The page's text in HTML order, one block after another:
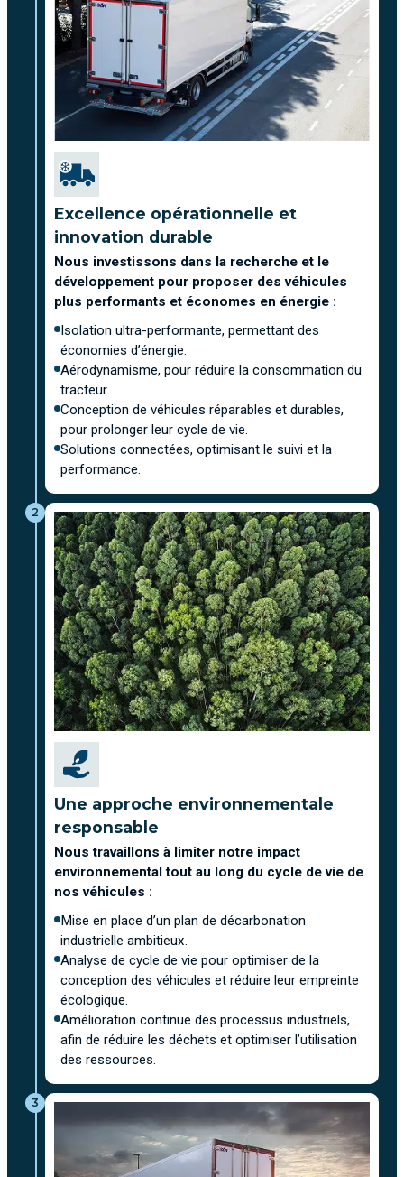
Excellence opérationnelle et
innovation durable
Nous investissons dans la recherche et le
développement pour proposer des véhicules
plus performants et économes en énergie :
Isolation ultra-performante, permettant des
économies d’énergie.
Aérodynamisme, pour réduire la consommation du
tracteur.
Conception de véhicules réparables et durables,
pour prolonger leur cycle de vie.
Solutions connectées, optimisant le suivi et la
performance.
2
Une approche environnementale
responsable
Nous travaillons à limiter notre impact
environnemental tout au long du cycle de vie de
nos véhicules :
Mise en place d’un plan de décarbonation
industrielle ambitieux.
Analyse de cycle de vie pour optimiser de la
conception des véhicules et réduire leur empreinte
écologique.
Amélioration continue des processus industriels,
afin de réduire les déchets et optimiser l’utilisation
des ressources.
3